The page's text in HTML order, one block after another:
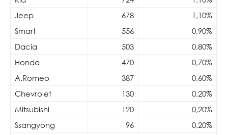
Jeep
678
1,10%
Smart
556
0,90%
Dacia
503
0,80%
Honda
470
0,70%
A.Romeo
387
0,60%
Chevrolet
130
0,20%
Mitsubishi
120
0,20%
Ssangyong
96
0,20%